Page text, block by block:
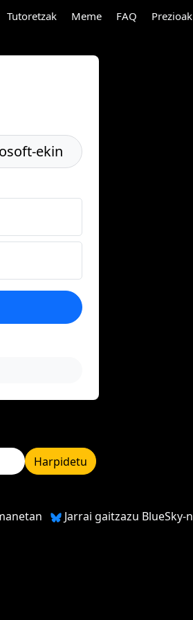
Tutoretzak Meme FAQ Prezioak
ekin
Harpidetu
Jarrai gaitzazu BlueSky-n